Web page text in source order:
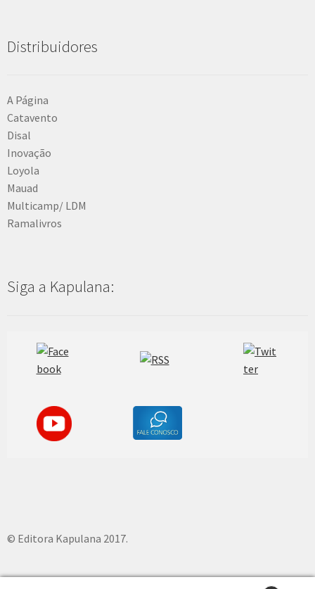
Distribuidores
A Página
Catavento
Disal
Inovação
Loyola
Mauad
Multicamp/ LDM
Ramalivros
Siga a Kapulana:
© Editora Kapulana 2017.